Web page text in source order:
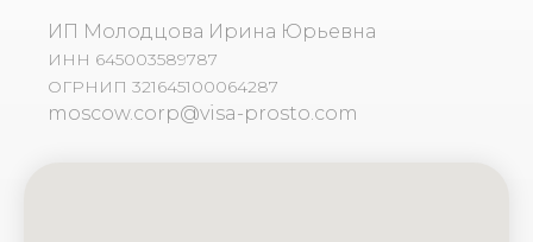
ИП Молодцова Ирина Юрьевна
ИНН 645003589787
ОГРНИП 321645100064287
moscow.corp@visa-prosto.com